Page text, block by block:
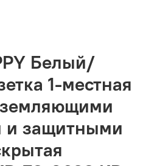
Белый/
1-местная
и защитными